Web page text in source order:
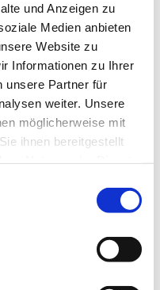
und Anzeigen zu
Medien anbieten
Website zu
Informationen zu Ihrer
unsere Partner für
weiter. Unsere
möglicherweise mit
ihnen bereitgestellt